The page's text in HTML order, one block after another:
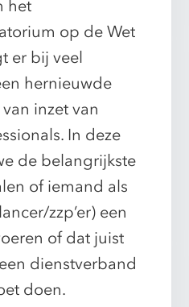
het
op de Wet
er bij veel
hernieuwde
inzet van
In deze
de belangrijkste
of iemand als
zzp’er) een
of dat juist
dienstverband
doen.